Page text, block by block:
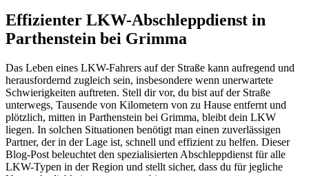
Effizienter LKW-Abschleppdienst in
Parthenstein bei Grimma
Das Leben eines LKW-Fahrers auf der Straße kann aufregend und
herausfordernd zugleich sein, insbesondere wenn unerwartete
Schwierigkeiten auftreten. Stell dir vor, du bist auf der Straße
unterwegs, Tausende von Kilometern von zu Hause entfernt und
plötzlich, mitten in Parthenstein bei Grimma, bleibt dein LKW
liegen. In solchen Situationen benötigt man einen zuverlässigen
Partner, der in der Lage ist, schnell und effizient zu helfen. Dieser
Blog-Post beleuchtet den spezialisierten Abschleppdienst für alle
LKW-Typen in der Region und stellt sicher, dass du für jegliche